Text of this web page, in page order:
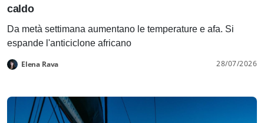
caldo
Da metà settimana aumentano le temperature e afa. Si
espande l'anticiclone africano
Elena Rava 28/07/2026